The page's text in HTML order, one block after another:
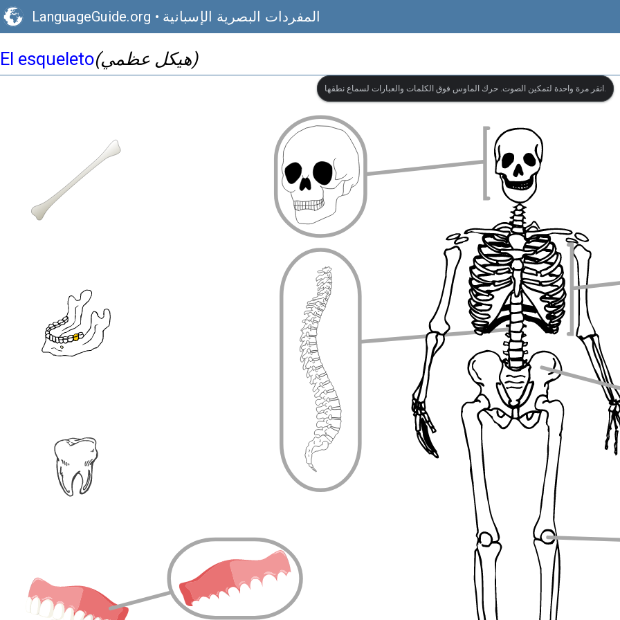
LanguageGuide.org • المفردات البصرية الإسبانية
El esqueleto (هيكل عظمي)
انقر مرة واحدة لتمكين الصوت. حرك الماوس فوق الكلمات والعبارات لسماع نطقها.